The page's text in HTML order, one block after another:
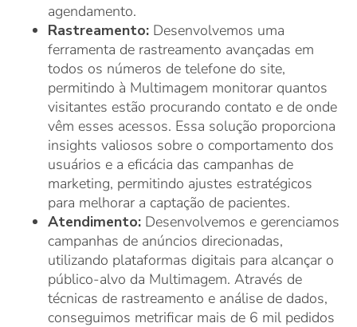
agendamento.
Rastreamento: Desenvolvemos uma
ferramenta de rastreamento avançadas em
todos os números de telefone do site,
permitindo à Multimagem monitorar quantos
visitantes estão procurando contato e de onde
vêm esses acessos. Essa solução proporciona
insights valiosos sobre o comportamento dos
usuários e a eficácia das campanhas de
marketing, permitindo ajustes estratégicos
para melhorar a captação de pacientes.
Atendimento: Desenvolvemos e gerenciamos
campanhas de anúncios direcionadas,
utilizando plataformas digitais para alcançar o
público-alvo da Multimagem. Através de
técnicas de rastreamento e análise de dados,
conseguimos metrificar mais de 6 mil pedidos